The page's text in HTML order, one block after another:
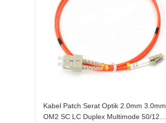
Kabel Patch Serat Optik 2.0mm 3.0mm
OM2 SC LC Duplex Multimode 50/125